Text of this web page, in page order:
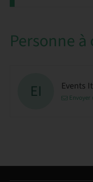
Personne
EI Events
Envoyer